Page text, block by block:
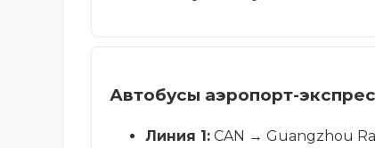
Автобусы аэропорт-
Линия 1: CAN → Guangzhou